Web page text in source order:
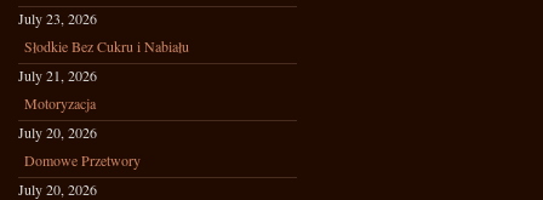
July 23, 2026
Słodkie Bez Cukru i Nabiału
July 21, 2026
Motoryzacja
July 20, 2026
Domowe Przetwory
July 20, 2026